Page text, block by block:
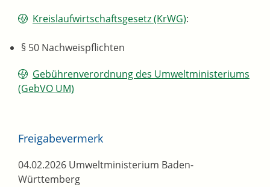
Kreislaufwirtschaftsgesetz (KrWG):
§ 50 Nachweispflichten
Gebührenverordnung des Umweltministeriums
(GebVO UM)
Freigabevermerk
04.02.2026 Umweltministerium Baden-
Württemberg